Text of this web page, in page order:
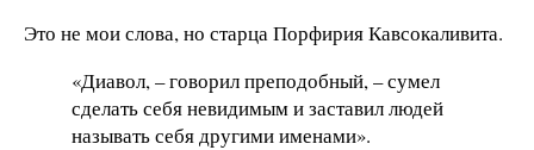
Это не мои слова, но старца Порфирия Кавсокаливита.
«Диавол, – говорил преподобный, – сумел
сделать себя невидимым и заставил людей
называть себя другими именами».